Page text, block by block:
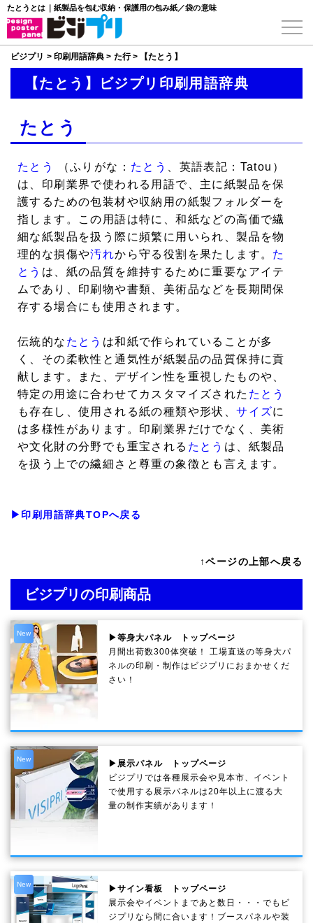
たとうとは｜紙製品を包む収納・保護用の包み紙／袋の意味
ビジプリ > 印刷用語辞典 > た行> 【たとう】
【たとう】ビジプリ印刷用語辞典
たとう
たとう （ふりがな： たとう
、英語表記：Tatou）
は、印刷業界で使われる用語で、主に紙製品を保
護するための包装材や収納用の紙製フォルダーを
指します。この用語は特に、和紙などの高価で繊
細な紙製品を扱う際に頻繁に用いられ、製品を物
理的な損傷や汚れから守る役割を果たします。 た
とう は、紙の品質を維持するために重要なアイテ
ムであり、印刷物や書類、美術品などを長期間保
存する場合にも使用されます。
伝統的な たとう は和紙で作られていることが多
く、その柔軟性と通気性が紙製品の品質保持に貢
献します。また、デザイン性を重視したものや、
特定の用途に合わせてカスタマイズされた たとう
も存在し、使用される紙の種類や形状、サイズに
は多様性があります。印刷業界だけでなく、美術
や文化財の分野でも重宝される たとう は、紙製品
を扱う上での繊細さと尊重の象徴とも言えます。
▶印刷用語辞典TOPへ戻る
↑ページの上部へ戻る
ビジプリの印刷商品
New
▶等身大パネル トップページ
月間出荷数300体突破！ 工場直送の等身大パ
ネルの印刷・制作は ビジプリ におまかせくだ
さい！
New
▶展示パネル トップページ
ビジプリでは各種展示会や見本市、イベント
で使用する展示パネルは20年以上に渡る大
量の制作実績があります！
New
▶サイン看板 トップページ
展示会やイベントまであと数日・・・でもビ
ジプリなら間に合います！ブースパネルや装